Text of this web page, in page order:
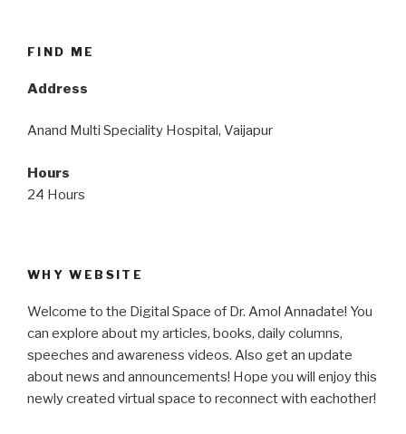
FIND ME
Address
Anand Multi Speciality Hospital, Vaijapur
Hours
24 Hours
WHY WEBSITE
Welcome to the Digital Space of Dr. Amol Annadate! You
can explore about my articles, books, daily columns,
speeches and awareness videos. Also get an update
about news and announcements! Hope you will enjoy this
newly created virtual space to reconnect with eachother!